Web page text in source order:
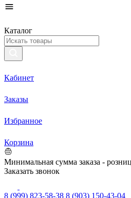
Каталог
Кабинет
Заказы
Избранное
Корзина
Минимальная сумма заказа -
Заказать звонок
8 (999) 823-58-38 8 (903) 150-43-04